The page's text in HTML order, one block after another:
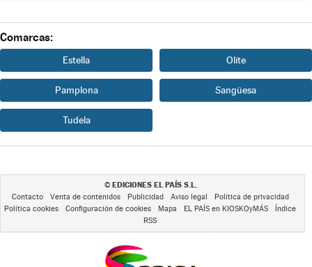
Comarcas:
Estella Olite
Pamplona Sangüesa
Tudela
© EDICIONES EL PAÍS S.L.
Contacto Venta de contenidos Publicidad Aviso legal
Política de privacidad
Política cookies
Configuración de cookies Mapa EL PAÍS en KIOSKOyMÁS
Índice
RSS